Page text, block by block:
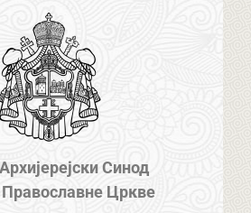
Синод
Цркве